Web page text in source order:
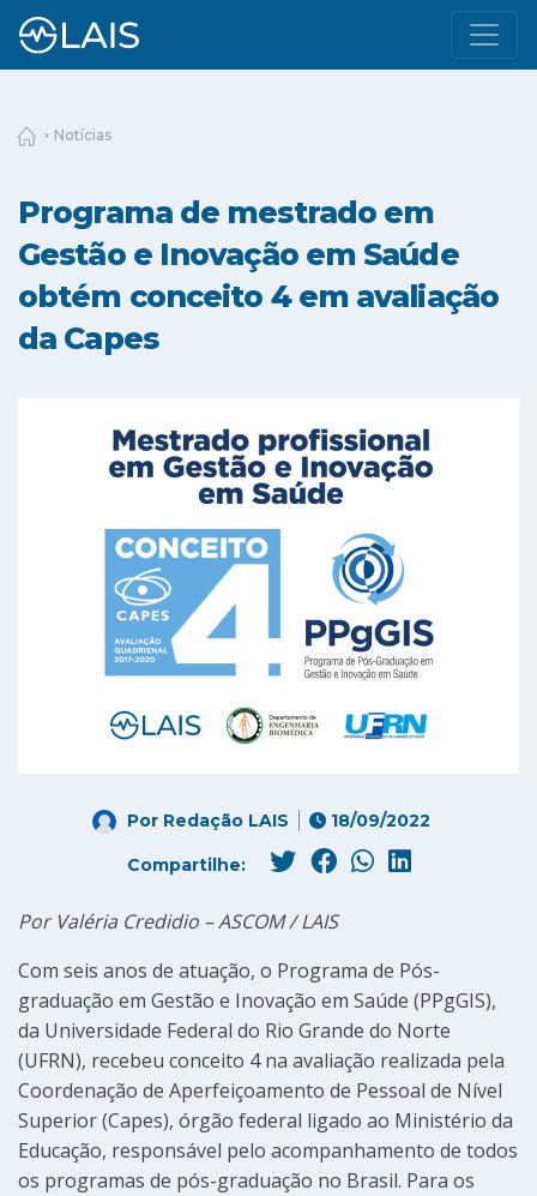
Notícias
Programa de mestrado em
Gestão e Inovação em Saúde
obtém conceito 4 em avaliação
da Capes
Por Redação LAIS 18/09/2022
Compartilhe:
Por Valéria Credidio – ASCOM / LAIS
Com seis anos de atuação, o Programa de Pós-
graduação em Gestão e Inovação em Saúde (PPgGIS),
da Universidade Federal do Rio Grande do Norte
(UFRN), recebeu conceito 4 na avaliação realizada pela
Coordenação de Aperfeiçoamento de Pessoal de Nível
Superior (Capes), órgão federal ligado ao Ministério da
Educação, responsável pelo acompanhamento de todos
os programas de pós-graduação no Brasil. Para os